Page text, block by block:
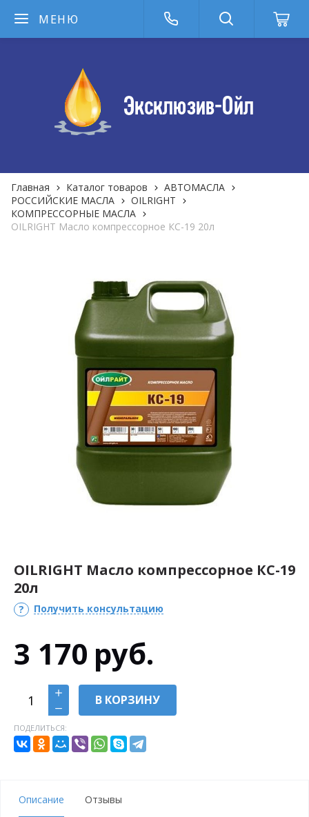
МЕНЮ
Главная Каталог товаров
АВТОМАСЛА
РОССИЙСКИЕ МАСЛА
OILRIGHT
КОМПРЕССОРНЫЕ МАСЛА
OILRIGHT Масло компрессорное КС-19 20л
OILRIGHT Масло компрессорное КС-19
20л
Получить консультацию
3 170 руб.
В КОРЗИНУ
ПОДЕЛИТЬСЯ:
Описание Отзывы